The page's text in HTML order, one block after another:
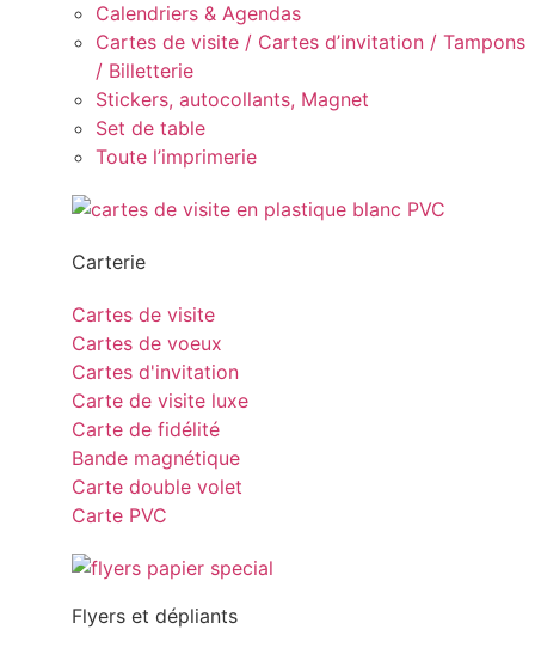
Calendriers & Agendas
Cartes de visite / Cartes d’invitation / Tampons
/ Billetterie
Stickers, autocollants, Magnet
Set de table
Toute l’imprimerie
Carterie
Cartes de visite
Cartes de voeux
Cartes d'invitation
Carte de visite luxe
Carte de fidélité
Bande magnétique
Carte double volet
Carte PVC
Flyers et dépliants